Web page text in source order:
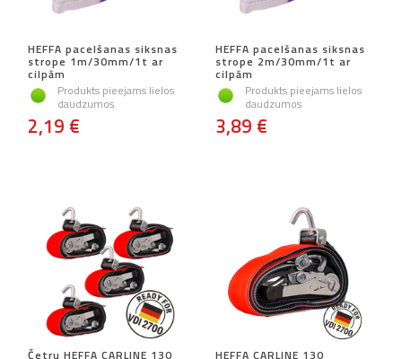
HEFFA pacelšanas siksnas
strope 1m/30mm/1t ar
cilpām
Produkts pieejams lielos
daudzumos
2,19 €
HEFFA pacelšanas siksnas
strope 2m/30mm/1t ar
cilpām
Produkts pieejams lielos
daudzumos
3,89 €
Četru HEFFA CARLINE 130 HEFFA CARLINE 130